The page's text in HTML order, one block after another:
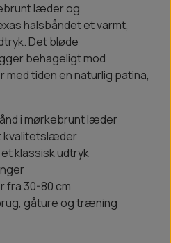
læder og
halsbåndet et varmt,
Det bløde
behageligt mod
med tiden en naturlig patina,
i mørkebrunt læder
kvalitetslæder
klassisk udtryk
fra 30-80 cm
gåture og træning